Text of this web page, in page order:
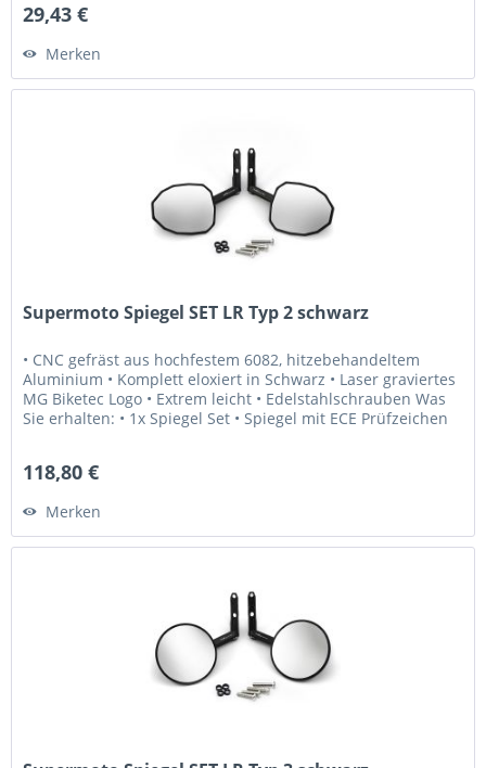
29,43 €
Merken
Supermoto Spiegel SET LR Typ 2 schwarz
• CNC gefräst aus hochfestem 6082, hitzebehandeltem
Aluminium • Komplett eloxiert in Schwarz • Laser graviertes
MG Biketec Logo • Extrem leicht • Edelstahlschrauben Was
Sie erhalten: • 1x Spiegel Set • Spiegel mit ECE Prüfzeichen
118,80 €
Merken